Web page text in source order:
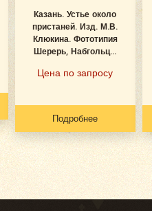
Казань. Устье около
пристаней. Изд. М.В.
Клюкина. Фототипия
Шерерь, Набгольц...
Цена по запросу
Подробнее